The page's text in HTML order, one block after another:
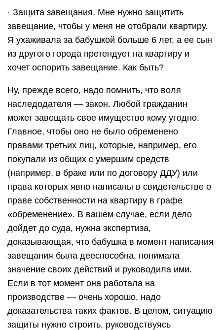
· Защита завещания. Мне нужно защитить
завещание, чтобы у меня не отобрали квартиру.
Я ухаживала за бабушкой больше 6 лет, а ее сын
из другого города претендует на квартиру и
хочет оспорить завещание. Как быть?
Ну, прежде всего, надо помнить, что воля
наследодателя — закон. Любой гражданин
может завещать свое имущество кому угодно.
Главное, чтобы оно не было обременено
правами третьих лиц, которые, например, его
покупали из общих с умершим средств
(например, в браке или по договору ДДУ) или
права которых явно написаны в свидетельстве о
праве собственности на квартиру в графе
«обременение». В вашем случае, если дело
дойдет до суда, нужна экспертиза,
доказывающая, что бабушка в момент написания
завещания была дееспособна, понимала
значение своих действий и руководила ими.
Если в тот момент она работала на
производстве — очень хорошо, надо
доказательства таких фактов. В целом, ситуацию
защиты нужно строить, руководствуясь